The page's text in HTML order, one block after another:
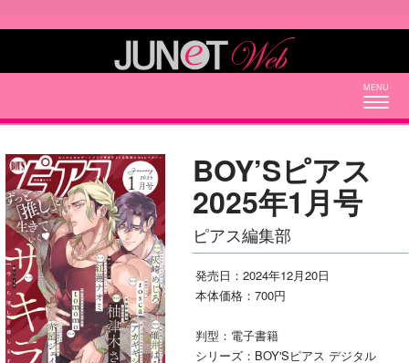
BOY’Sピアス
2025年1月号
ピアス編集部
発売日：2024年12月20日
本体価格：700円
判型：電子書籍
シリーズ：BOY'Sピアス デジタル